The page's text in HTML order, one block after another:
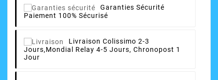
Garanties Sécurité
Paiement 100% Sécurisé
Livraison Colissimo 2-3
Jours,Mondial Relay 4-5 Jours, Chronopost 1
Jour